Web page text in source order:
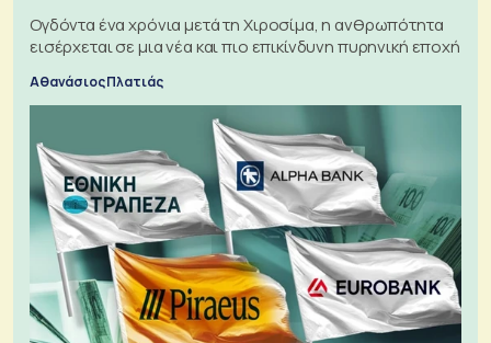
Ογδόντα ένα χρόνια μετά τη Χιροσίμα, η ανθρωπότητα
εισέρχεται σε μια νέα και πιο επικίνδυνη πυρηνική εποχή
Αθανάσιος Πλατιάς